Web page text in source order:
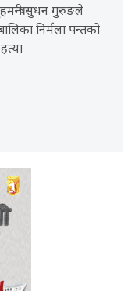
सुधन गुरुङले
निर्मला पन्तको